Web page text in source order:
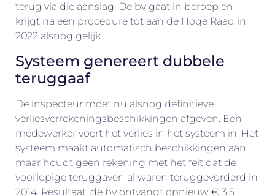
terug via die aanslag. De bv gaat in beroep en
krijgt na een procedure tot aan de Hoge Raad in
2022 alsnog gelijk.
Systeem genereert dubbele
teruggaaf
De inspecteur moet nu alsnog definitieve
verliesverrekeningsbeschikkingen afgeven. Een
medewerker voert het verlies in het systeem in. Het
systeem maakt automatisch beschikkingen aan,
maar houdt geen rekening met het feit dat de
voorlopige teruggaven al waren teruggevorderd in
2014. Resultaat: de bv ontvangt opnieuw € 3,5